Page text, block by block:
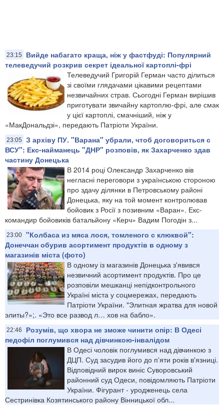
23:15
Вийде набагато краща, ніж у фастфуді: Популярний
телеведучий розкрив секрет ідеальної картоплі-фрі
Телеведучий Григорій Герман часто ділиться
зі своїми глядачами цікавими рецептами
незвичайних страв. Сьогодні Герман вирішив
приготувати звичайну картоплю-фрі, але смак
у цієї картоплі, смачніший, ніж у
«МакДональдзі», передають Патріоти України.
23:05
З архіву ПУ. "Варана" убрали, чтоб договориться с
ВСУ": Екс-найманець "ДНР" розповів, як Захарченко здав
частину Донецька
В 2014 році Олександр Захарченко вів
негласні переговори з українською стороною
про здачу ділянки в Петровському районі
Донецька, яку на той момент контролював
бойовик з Росії з позивним «Варан». Екс-
командир бойовиків батальйону «Керч» Вадим Погодін з...
23:00 "Колбаса из мяса лося, томленого с клюквой":
Донеччан обурив асортимент продуктів в одному з
магазинів міста (фото)
В одному із магазинів Донецька з'явився
незвичний асортимент продуктів. Про це
розповіли мешканці непідконтрольного
Україні міста у соцмережах, передають
Патріоти України. "Элитная жратва для новой
элиты?»;. «Это все развод л… хов на бабло».
22:46
Розумів, що хвора не зможе чинити опір: В Одесі
педофіл поглумився над дівчинкою-інвалідом
В Одесі чоловік поглумився над дівчинкою з
ДЦП. Суд засудив його до п'яти років в'язниці.
Відповідний вирок виніс Суворовський
районний суд Одеси, повідомляють Патріоти
України. Фігурант - уродженець села
Сестринівка Козятинського району Вінницької обл...